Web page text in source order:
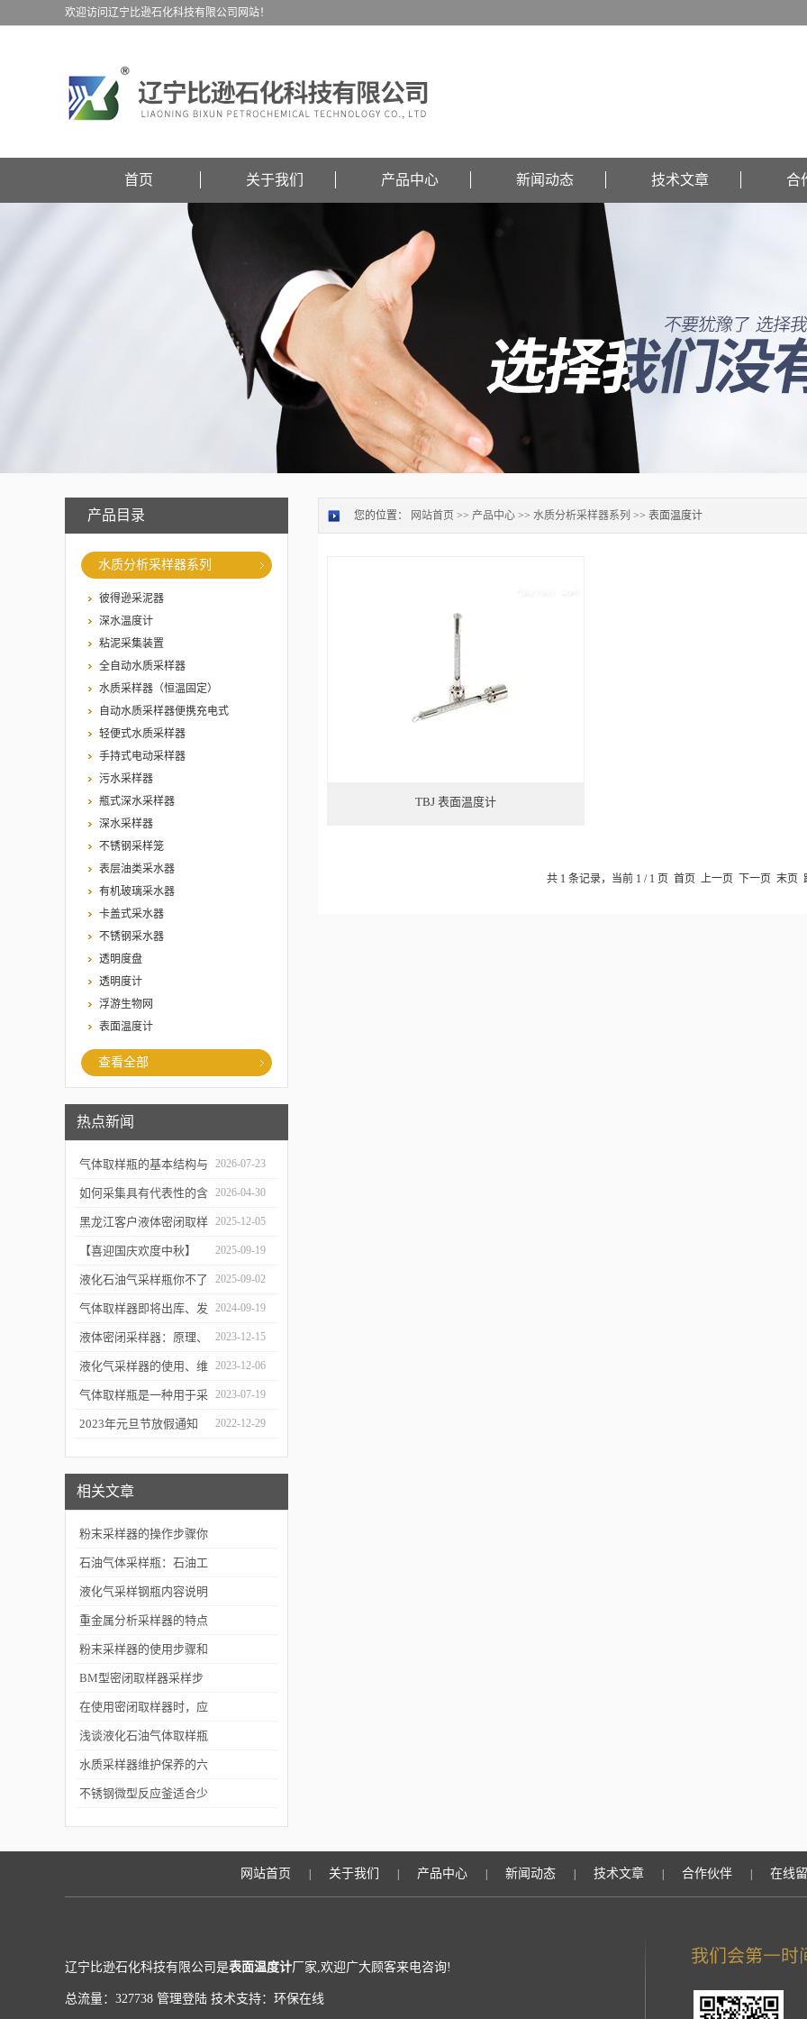
欢迎访问辽宁比逊石化科技有限公司网站！
首页 关于我们 产品中心 新闻动态 技术文章 合
产品目录
水质分析采样器系列
彼得逊采泥器
深水温度计
粘泥采集装置
全自动水质采样器
水质采样器（恒温固定）
自动水质采样器便携充电式
轻便式水质采样器
手持式电动采样器
污水采样器
瓶式深水采样器
深水采样器
不锈钢采样笼
表层油类采水器
有机玻璃采水器
卡盖式采水器
不锈钢采水器
透明度盘
透明度计
浮游生物网
表面温度计
查看全部
热点新闻
气体取样瓶的基本结构与
工作逻辑是什么？
2026-07-23
如何采集具有代表性的含
油水样？——石油类采水
器原理与使用
2026-04-30
黑龙江客户液体密闭取样
器项目顺利交付
2025-12-05
【喜迎国庆欢度中秋】
2025年国庆中秋放假通知
2025-09-19
液化石油气采样瓶你不了
解的知识！
2025-09-02
气体取样器即将出库、发
货！
2024-09-19
液体密闭采样器：原理、
应用和优势
2023-12-15
液化气采样器的使用、维
护与优化
2023-12-06
气体取样瓶是一种用于采
集、贮存和分析气体样品
2023-07-19
2023年元旦节放假通知 2022-12-29
相关文章
粉末采样器的操作步骤你
知道吗？
石油气体采样瓶：石油工
业的“精确捕捉器”
液化气采样钢瓶内容说明
重金属分析采样器的特点
及注意事项
粉末采样器的使用步骤和
方法来了解下吧
BM型密闭取样器采样步
骤
在使用密闭取样器时，应
该注意以下几点？
浅谈液化石油气体取样瓶
的使用步骤
水质采样器维护保养的六
个技术要点
不锈钢微型反应釜适合少
您的位置： 网站首页 >> 产品中心 >> 水质分析采样器系列 >> 表面温度计
TBJ 表面温度计
共 1 条记录，当前 1 / 1 页 首页 上一页 下一页 末页
网站首页 关于我们 产品中心 新闻动态 技术文章 合作伙伴 在线
辽宁比逊石化科技有限公司是表面温度计厂家,欢迎广大顾客来电咨询!
总流量：327738 管理登陆 技术支持： 环保在线